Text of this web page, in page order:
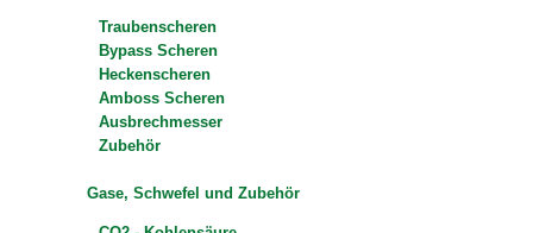
Traubenscheren
Bypass Scheren
Heckenscheren
Amboss Scheren
Ausbrechmesser
Zubehör
Gase, Schwefel und Zubehör